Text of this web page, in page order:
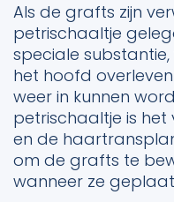
Als de grafts zijn
petrischaaltje
speciale
het hoofd
weer in kunnen
petrischaaltje is
en de
om de grafts te
wanneer ze